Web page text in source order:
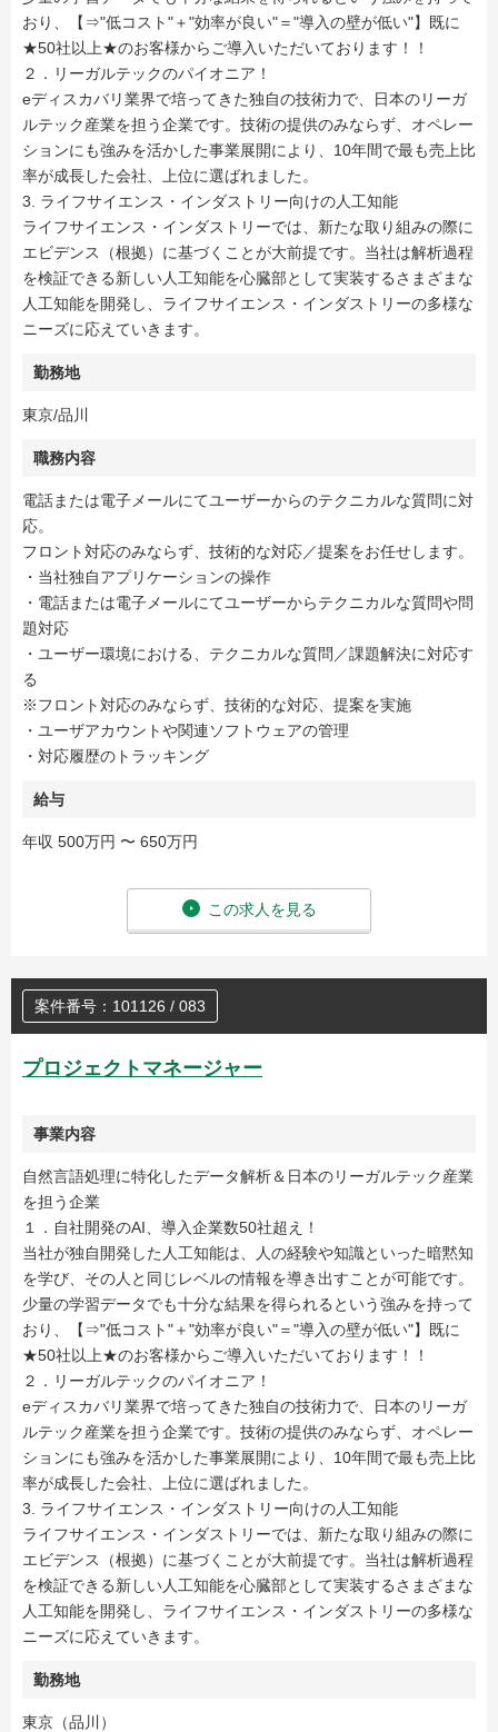
おり、【⇒"低コスト"＋"効率が良い"＝"導入の壁が低い"】既に
★50社以上★のお客様からご導入いただいております！！
２．リーガルテックのパイオニア！
eディスカバリ業界で培ってきた独自の技術力で、日本のリーガ
ルテック産業を担う企業です。技術の提供のみならず、オペレー
ションにも強みを活かした事業展開により、10年間で最も売上比
率が成長した会社、上位に選ばれました。
3. ライフサイエンス・インダストリー向けの人工知能
ライフサイエンス・インダストリーでは、新たな取り組みの際に
エビデンス（根拠）に基づくことが大前提です。当社は解析過程
を検証できる新しい人工知能を心臓部として実装するさまざまな
人工知能を開発し、ライフサイエンス・インダストリーの多様な
ニーズに応えていきます。
勤務地
東京/品川
職務内容
電話または電子メールにてユーザーからのテクニカルな質問に対
応。
フロント対応のみならず、技術的な対応／提案をお任せします。
・当社独自アプリケーションの操作
・電話または電子メールにてユーザーからテクニカルな質問や問
題対応
・ユーザー環境における、テクニカルな質問／課題解決に対応す
る
※フロント対応のみならず、技術的な対応、提案を実施
・ユーザアカウントや関連ソフトウェアの管理
・対応履歴のトラッキング
給与
年収 500万円 〜 650万円
この求人を見る
案件番号：101126 / 083
プロジェクトマネージャー
事業内容
自然言語処理に特化したデータ解析＆日本のリーガルテック産業
を担う企業
１．自社開発のAI、導入企業数50社超え！
当社が独自開発した人工知能は、人の経験や知識といった暗黙知
を学び、その人と同じレベルの情報を導き出すことが可能です。
少量の学習データでも十分な結果を得られるという強みを持って
おり、【⇒"低コスト"＋"効率が良い"＝"導入の壁が低い"】既に
★50社以上★のお客様からご導入いただいております！！
２．リーガルテックのパイオニア！
eディスカバリ業界で培ってきた独自の技術力で、日本のリーガ
ルテック産業を担う企業です。技術の提供のみならず、オペレー
ションにも強みを活かした事業展開により、10年間で最も売上比
率が成長した会社、上位に選ばれました。
3. ライフサイエンス・インダストリー向けの人工知能
ライフサイエンス・インダストリーでは、新たな取り組みの際に
エビデンス（根拠）に基づくことが大前提です。当社は解析過程
を検証できる新しい人工知能を心臓部として実装するさまざまな
人工知能を開発し、ライフサイエンス・インダストリーの多様な
ニーズに応えていきます。
勤務地
東京（品川）